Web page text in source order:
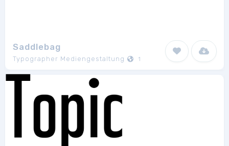
Saddlebag
Typographer Mediengestaltung 1